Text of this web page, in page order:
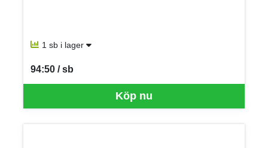
1 sb i lager
Köp nu
94:50 / sb
SEK per SB